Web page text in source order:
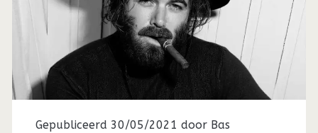
Gepubliceerd 30/05/2021 door Bas